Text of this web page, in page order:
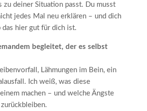
zu deiner Situation passt. Du musst
jedes Mal neu erklären – und dich
das hier gut für dich ist.
begleitet, der es selbst
Lähmungen im Bein, ein
Ich weiß, was diese
machen – und welche Ängste